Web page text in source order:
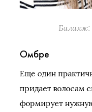
Балаяж:
Омбре
Еще один
придает волосам
формирует